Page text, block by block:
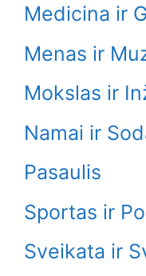
Medicina ir
Menas ir
Mokslas ir
Namai ir
Pasaulis
Sportas ir
Sveikata ir